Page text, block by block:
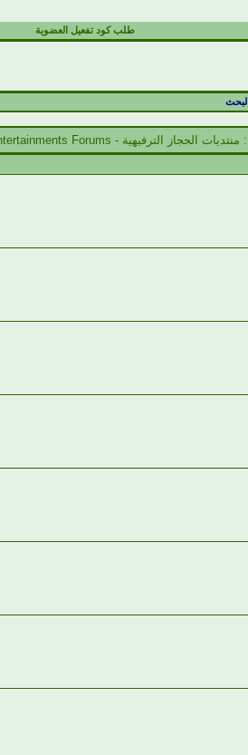
طلب كود تفعيل العضوية
البحث
: منتديات الحجاز الترفيهية - Alhjaz Entertainments Forums